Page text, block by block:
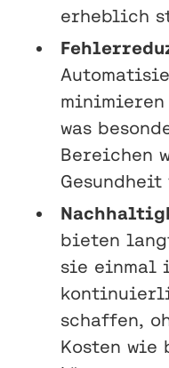
erheblich
minimieren
was
Bereichen
bieten
sie einmal
schaffen,
Kosten